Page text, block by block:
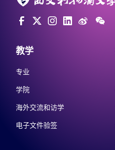
教学
专业
学院
海外交流和访学
电子文件验签